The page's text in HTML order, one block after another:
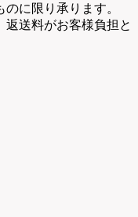
に限り承ります。
返送料がお客様負担と